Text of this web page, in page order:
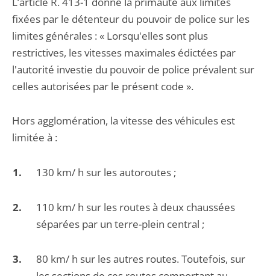
fixées par le détenteur du pouvoir de police sur les
limites générales : « Lorsqu'elles sont plus
restrictives, les vitesses maximales édictées par
l'autorité investie du pouvoir de police prévalent sur
celles autorisées par le présent code ».
Hors agglomération, la vitesse des véhicules est
limitée à :
130 km/ h sur les autoroutes ;
110 km/ h sur les routes à deux chaussées
séparées par un terre-plein central ;
80 km/ h sur les autres routes. Toutefois, sur